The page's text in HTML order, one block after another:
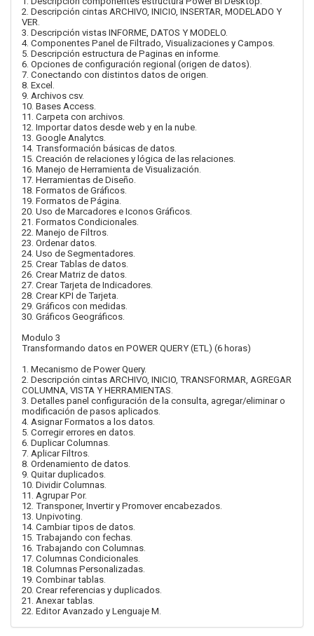
2. Descripción cintas ARCHIVO, INICIO, INSERTAR, MODELADO Y
VER.
3. Descripción vistas INFORME, DATOS Y MODELO.
4. Componentes Panel de Filtrado, Visualizaciones y Campos.
5. Descripción estructura de Paginas en informe.
6. Opciones de configuración regional (origen de datos).
7. Conectando con distintos datos de origen.
8. Excel.
9. Archivos csv.
10. Bases Access.
11. Carpeta con archivos.
12. Importar datos desde web y en la nube.
13. Google Analytcs.
14. Transformación básicas de datos.
15. Creación de relaciones y lógica de las relaciones.
16. Manejo de Herramienta de Visualización.
17. Herramientas de Diseño.
18. Formatos de Gráficos.
19. Formatos de Página.
20. Uso de Marcadores e Iconos Gráficos.
21. Formatos Condicionales.
22. Manejo de Filtros.
23. Ordenar datos.
24. Uso de Segmentadores.
25. Crear Tablas de datos.
26. Crear Matriz de datos.
27. Crear Tarjeta de Indicadores.
28. Crear KPI de Tarjeta.
29. Gráficos con medidas.
30. Gráficos Geográficos.
Modulo 3
Transformando datos en POWER QUERY (ETL) (6 horas)
1. Mecanismo de Power Query.
2. Descripción cintas ARCHIVO, INICIO, TRANSFORMAR, AGREGAR
COLUMNA, VISTA Y HERRAMIENTAS.
3. Detalles panel configuración de la consulta, agregar/eliminar o
modificación de pasos aplicados.
4. Asignar Formatos a los datos.
5. Corregir errores en datos.
6. Duplicar Columnas.
7. Aplicar Filtros.
8. Ordenamiento de datos.
9. Quitar duplicados.
10. Dividir Columnas.
11. Agrupar Por.
12. Transponer, Invertir y Promover encabezados.
13. Unpivoting.
14. Cambiar tipos de datos.
15. Trabajando con fechas.
16. Trabajando con Columnas.
17. Columnas Condicionales.
18. Columnas Personalizadas.
19. Combinar tablas.
20. Crear referencias y duplicados.
21. Anexar tablas.
22. Editor Avanzado y Lenguaje M.